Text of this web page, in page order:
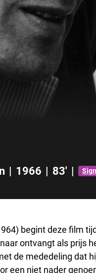
| 1966 | 83' |
begint deze film
ontvangt als prijs
de mededeling dat
een niet nader